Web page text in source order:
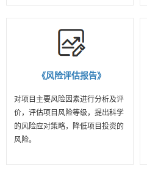
《风险评估报告》
对项目主要风险因素进行分析及评
价，评估项目风险等级，提出科学
的风险应对策略，降低项目投资的
风险。